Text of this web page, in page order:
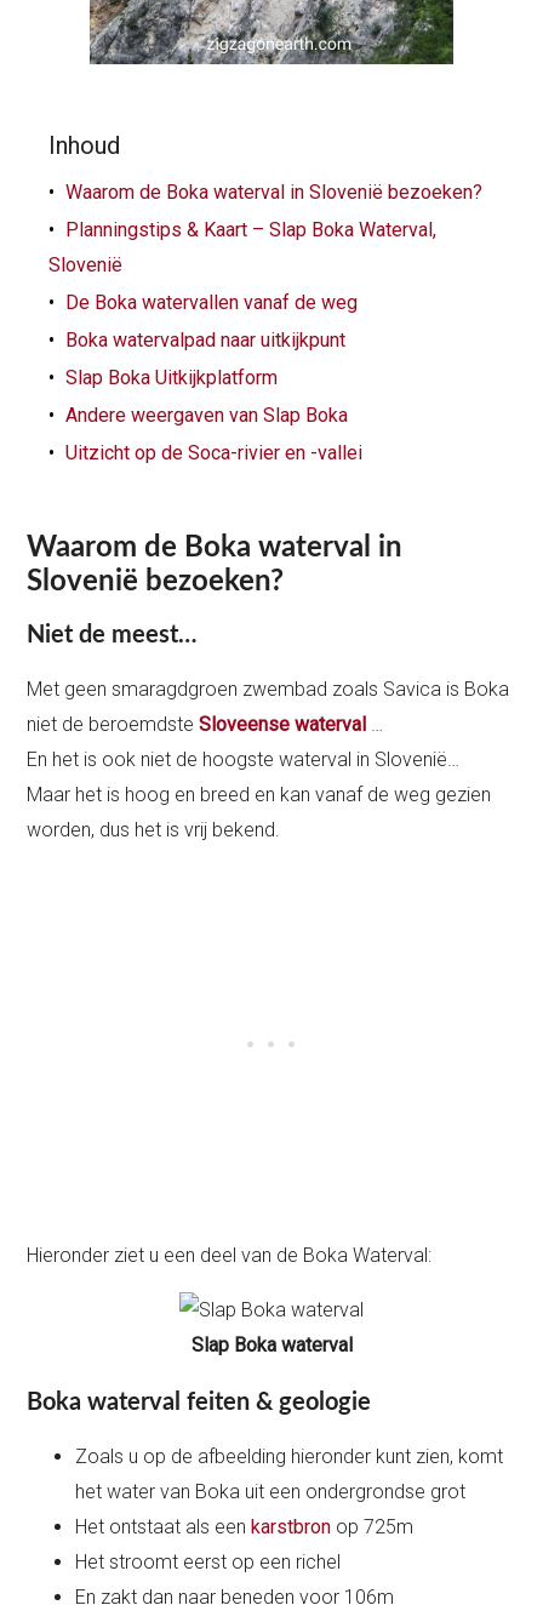
Inhoud
Waarom de Boka waterval in Slovenië bezoeken?
Planningstips & Kaart – Slap Boka Waterval,
Slovenië
De Boka watervallen vanaf de weg
Boka watervalpad naar uitkijkpunt
Slap Boka Uitkijkplatform
Andere weergaven van Slap Boka
Uitzicht op de Soca-rivier en -vallei
Waarom de Boka waterval in
Slovenië bezoeken?
Niet de meest…
Met geen smaragdgroen zwembad zoals Savica is Boka
niet de beroemdsteSloveense waterval
En het is ook niet de hoogste waterval in Slovenië…
Maar het is hoog en breed en kan vanaf de weg gezien
worden, dus het is vrij bekend.
Hieronder ziet u een deel van de Boka Waterval:
Slap Boka waterval
Boka waterval feiten & geologie
Zoals u op de afbeelding hieronder kunt zien, komt
het water van Boka uit een ondergrondse grot
Het ontstaat als eenkarstbron op 725m
Het stroomt eerst op een richel
En zakt dan naar beneden voor 106m